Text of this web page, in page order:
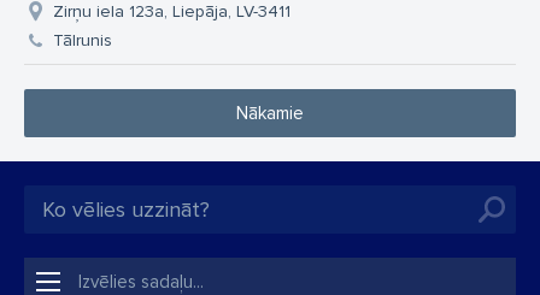
Zirņu iela 123a, Liepāja, LV-3411
Tālrunis
Nākamie